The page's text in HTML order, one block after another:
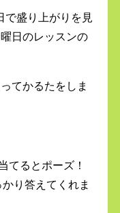
で盛り上がりを見
日のレッスンの
てかるたをしま
てるとポーズ！
り答えてくれま